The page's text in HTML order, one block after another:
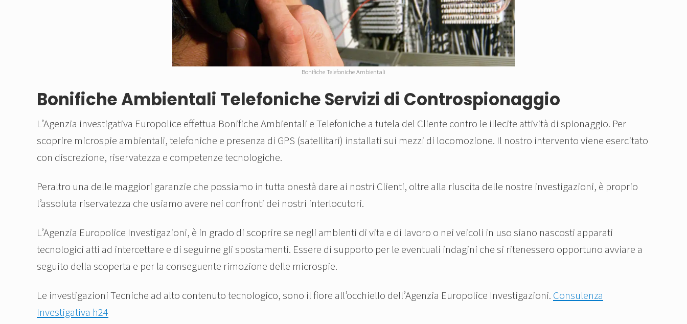
Bonifiche Telefoniche Ambientali
Bonifiche Ambientali Telefoniche Servizi di Controspionaggio
L’Agenzia investigativa Europolice effettua Bonifiche Ambientali e Telefoniche a tutela del Cliente contro le illecite attività di spionaggio. Per
scoprire microspie ambientali, telefoniche e presenza di GPS (satellitari) installati sui mezzi di locomozione. Il nostro intervento viene esercitato
con discrezione, riservatezza e competenze tecnologiche.
Peraltro una delle maggiori garanzie che possiamo in tutta onestà dare ai nostri Clienti, oltre alla riuscita delle nostre investigazioni, è proprio
l’assoluta riservatezza che usiamo avere nei confronti dei nostri interlocutori.
L’Agenzia Europolice Investigazioni, è in grado di scoprire se negli ambienti di vita e di lavoro o nei veicoli in uso siano nascosti apparati
tecnologici atti ad intercettare e di seguirne gli spostamenti. Essere di supporto per le eventuali indagini che si ritenessero opportuno avviare a
seguito della scoperta e per la conseguente rimozione delle microspie.
Le investigazioni Tecniche ad alto contenuto tecnologico, sono il fiore all’occhiello dell’Agenzia Europolice Investigazioni. Consulenza
Investigativa h24